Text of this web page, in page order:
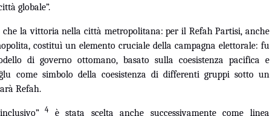
globale”.
la vittoria nella città metropolitana: per il Refah Partisi, anche
costituì un elemento cruciale della campagna elettorale: fu
di governo ottomano, basato sulla coesistenza pacifica e
come simbolo della coesistenza di differenti gruppi sotto un
Refah.
4è stata scelta anche successivamente come linea